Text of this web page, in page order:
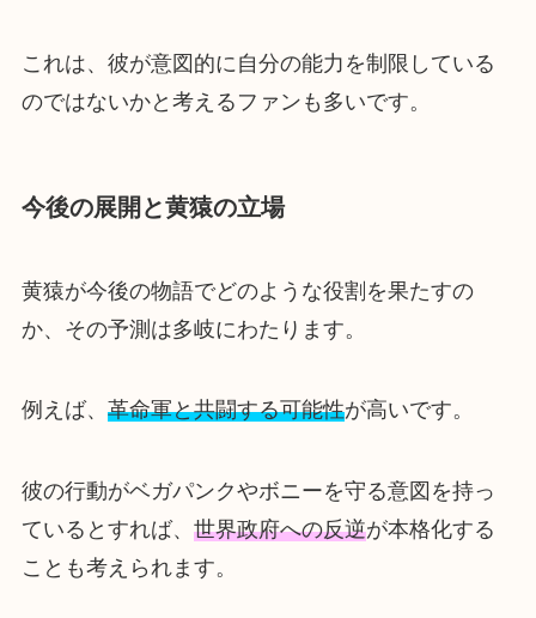
これは、彼が意図的に自分の能力を制限している
のではないかと考えるファンも多いです。
今後の展開と黄猿の立場
黄猿が今後の物語でどのような役割を果たすの
か、その予測は多岐にわたります。
例えば、 革命軍と共闘する可能性が高いです。
彼の行動がベガパンクやボニーを守る意図を持っ
ているとすれば、 世界政府への反逆が本格化する
ことも考えられます。